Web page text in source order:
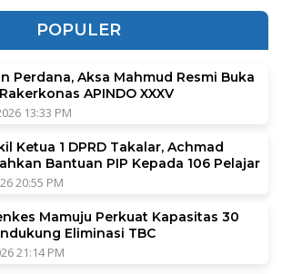
POPULER
Perdana, Aksa Mahmud Resmi Buka
APINDO XXXV
13:33 PM
Ketua 1 DPRD Takalar, Achmad
Bantuan PIP Kepada 106 Pelajar
20:55 PM
Mamuju Perkuat Kapasitas 30
Eliminasi TBC
21:14 PM